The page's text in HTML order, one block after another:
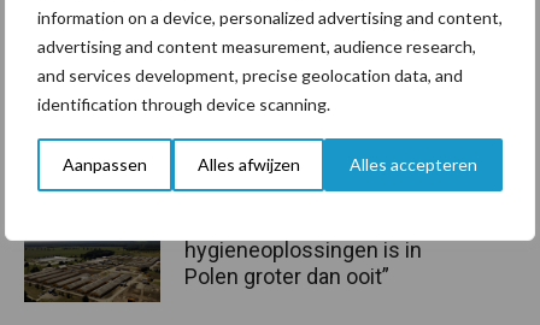
information on a device, personalized advertising and content,
advertising and content measurement, audience research,
and services development, precise geolocation data, and
identification through device scanning.
Aanpassen Alles afwijzen Alles accepteren
Tien praktische tips voor
een langere levensduur
hygieneoplossingen is in
Polen groter dan ooit”